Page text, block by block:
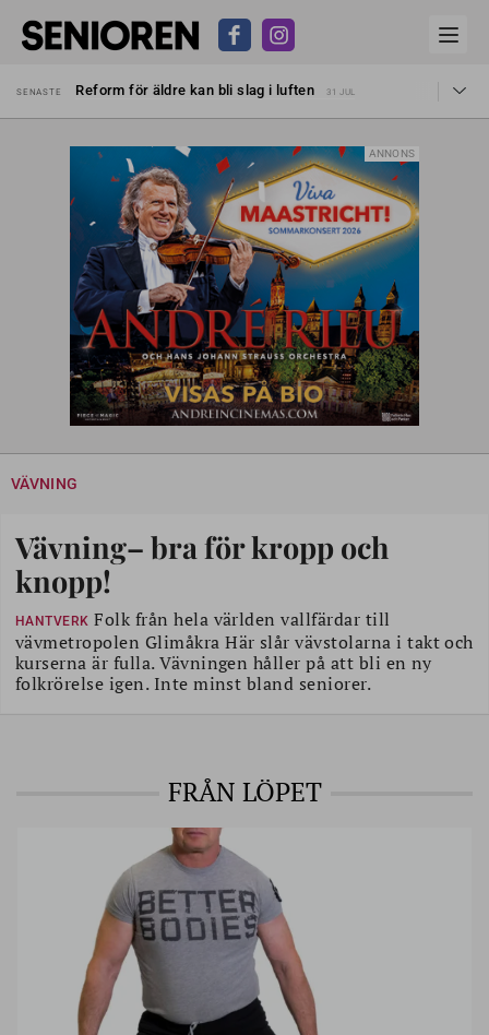
SENASTE
Reform för äldre kan bli slag i luften
31 JUL
Snart kan telefonförsäljning förbjudas i Sverige
29 JUL
Hyror rusar ifrån äldres bostadstillägg
28 JUL
Liten höjning av garantipensionen
27 JUL
Sven Hagströmer sommarpratar
26 JUL
Reform för äldre kan bli slag i luften 31 JUL
ANNONS
VÄVNING
Vävning– bra för kropp och
knopp!
HANTVERK Folk från hela världen vallfärdar till
vävmetropolen Glimåkra Här slår vävstolarna i takt och
kurserna är fulla. Vävningen håller på att bli en ny
folkrörelse igen. Inte minst bland seniorer.
FRÅN LÖPET